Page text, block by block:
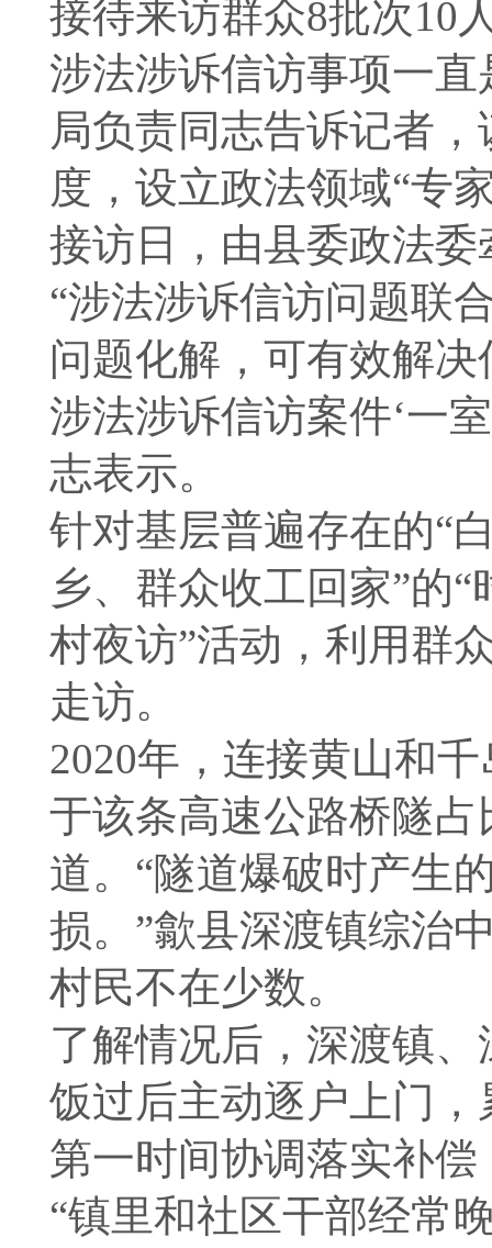
接待来访群众8批次10
涉法涉诉信访事项一
局负责同志告诉记者
度，设立政法领域“专
接访日，由县委政法
“涉法涉诉信访问题联
问题化解，可有效解
涉法涉诉信访案件‘一
志表示。
针对基层普遍存在的“
乡、群众收工回家”的
村夜访”活动，利用群
走访。
2020年，连接黄山和
于该条高速公路桥隧
道。“隧道爆破时产生
损。”歙县深渡镇综治
村民不在少数。
了解情况后，深渡镇
饭过后主动逐户上门
第一时间协调落实补
“镇里和社区干部经常